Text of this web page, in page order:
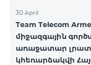
30 April
Team Telecom
միջազգային
առաջատար
կհեռարձակվի